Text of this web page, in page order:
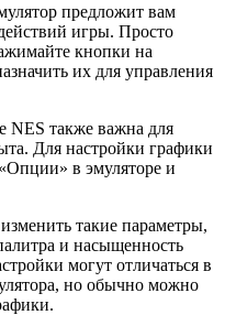
предложит вам
игры. Просто
кнопки на
их для управления
NES также важна для
Для настройки графики
в эмуляторе и
такие параметры,
и насыщенность
могут отличаться в
но обычно можно